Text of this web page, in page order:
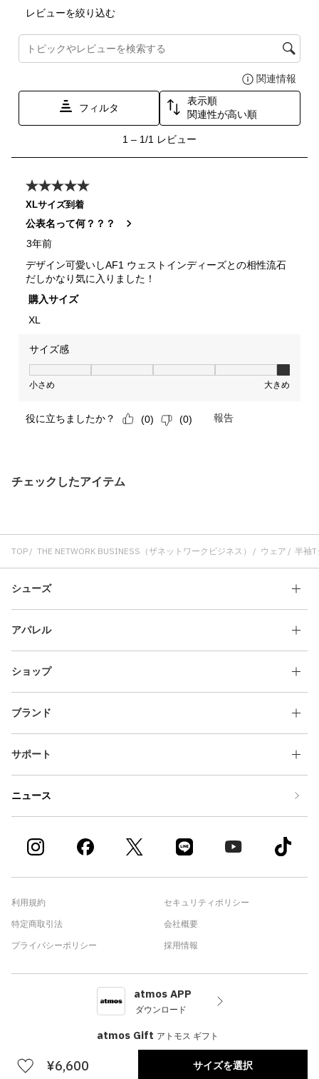
¥6,600 サイズを選択
チェックしたアイテム
TOP THE NETWORK BUSINESS（ザネットワークビジネス） ウェア 半袖
シューズ
アパレル
ショップ
ブランド
サポート
ニュース
利用規約
特定商取引法
プライバシーポリシー
セキュリティポリシー
会社概要
採用情報
atmos APP
ダウンロード
atmos Gift アトモス ギフト